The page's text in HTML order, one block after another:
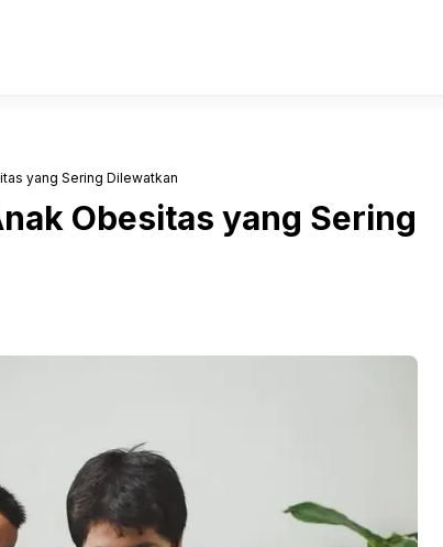
yang Sering Dilewatkan
Obesitas yang Sering